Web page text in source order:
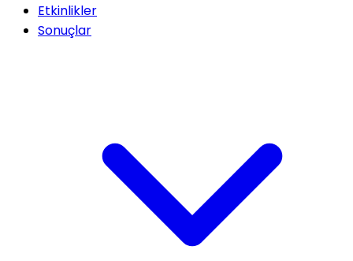
Etkinlikler
Sonuçlar